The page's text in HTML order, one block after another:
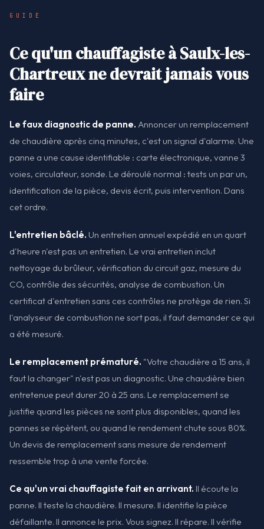
GUIDE
Ce qu'un chauffagiste à Saulx-les-
Chartreux ne devrait jamais vous
faire
Le faux diagnostic de panne. Annoncer un remplacement
de chaudière après cinq minutes, c'est un signal d'alarme. Une
panne a une cause identifiable : carte électronique, vanne 3
voies, circulateur, sonde. Le déroulé normal : tests un par un,
identification de la pièce, devis écrit, puis intervention. Dans
cet ordre.
L'entretien bâclé. Un entretien annuel expédié en un quart
d'heure n'est pas un entretien. Le vrai entretien inclut
nettoyage du brûleur, vérification du circuit gaz, mesure du
CO, contrôle des sécurités, analyse de combustion. Un
certificat d'entretien sans ces contrôles ne protège de rien. Si
l'analyseur de combustion ne sort pas, il faut demander ce qui
a été mesuré.
Le remplacement prématuré. "Votre chaudière a 15 ans, il
faut la changer" n'est pas un diagnostic. Une chaudière bien
entretenue peut durer 20 à 25 ans. Le remplacement se
justifie quand les pièces ne sont plus disponibles, quand les
pannes se répètent, ou quand le rendement chute sous 80%.
Un devis de remplacement sans mesure de rendement
ressemble trop à une vente forcée.
Ce qu'un vrai chauffagiste fait en arrivant. Il écoute la
panne. Il teste la chaudière. Il mesure. Il identifie la pièce
défaillante. Il annonce le prix. Vous signez. Il répare. Il vérifie